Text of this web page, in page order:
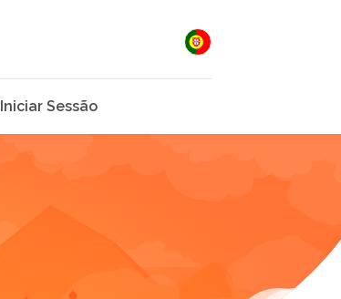
Iniciar Sessão